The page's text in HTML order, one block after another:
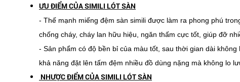
ƯU ĐIỂM CỦA SIMILI LÓT SÀN
- Thế mạnh miếng đệm sàn simili được làm ra phong phú
chống cháy, cháy lan hữu hiệu, ngăn thấm cực tốt, giúp đỡ
- Sản phẩm có độ bền bỉ của màu tốt, sau thời gian dài
khả năng đặt lên tấm đệm nhiều đồ dùng nặng mà không lo
NHƯỢC ĐIỂM CỦA SIMILI LÓT SÀN